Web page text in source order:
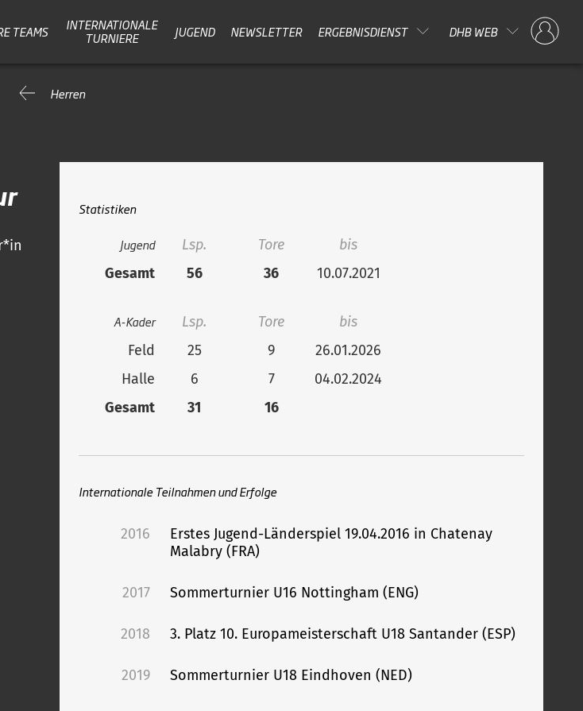
TEAMS
INTERNATIONALE
TURNIERE
JUGEND NEWSLETTER ERGEBNISDIENST DHB WEB
Herren
Statistiken
Jugend Lsp. Tore
bis
Gesamt
56 36 10.07.2021
A-Kader Lsp. Tore
bis
Feld
25 9
26.01.2026
Halle
6 7
04.02.2024
Gesamt
31 16
Internationale Teilnahmen und Erfolge
2016
Erstes Jugend-Länderspiel 19.04.2016 in Chatenay
Malabry (FRA)
2017 Sommerturnier U16 Nottingham (ENG)
2018 3. Platz 10. Europameisterschaft U18 Santander (ESP)
2019 Sommerturnier U18 Eindhoven (NED)